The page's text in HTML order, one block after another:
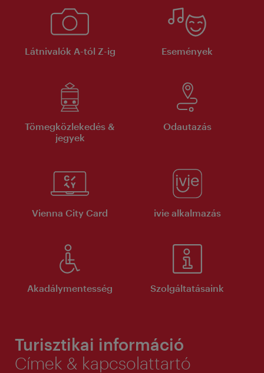
Látnivalók A-tól Z-ig Események
Tömegközlekedés &
jegyek
Odautazás
Vienna City Card ivie alkalmazás
Akadálymentesség Szolgáltatásaink
Turisztikai információ
Címek & kapcsolattartó